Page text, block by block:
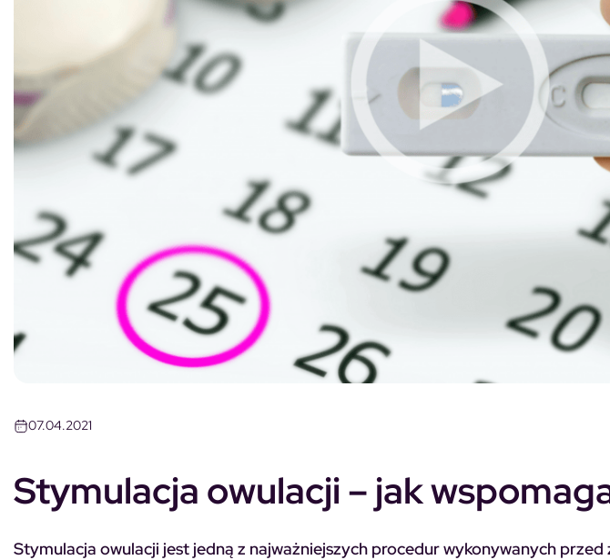
07.04.2021
Stymulacja owulacji – jak
Stymulacja owulacji jest jedną z najważniejszych procedur wykonywanych